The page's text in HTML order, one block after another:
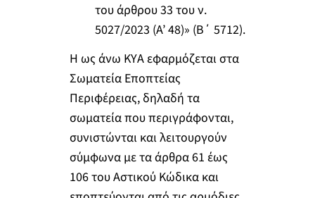
του άρθρου 33 του ν.
5027/2023 (Α’ 48)» (B΄ 5712).
Η ως άνω ΚΥΑ εφαρμόζεται στα
Σωματεία Εποπτείας
Περιφέρειας, δηλαδή τα
σωματεία που περιγράφονται,
συνιστώνται και λειτουργούν
σύμφωνα με τα άρθρα 61 έως
106 του Αστικού Κώδικα και